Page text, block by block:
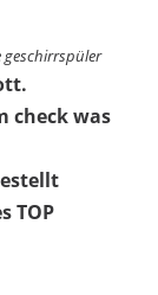
geschirrspüler
check was
TOP